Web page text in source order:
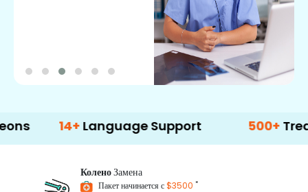
14+Language Support 500+ Treatment
КоленоЗамена
Пакет начинается с$3500 *